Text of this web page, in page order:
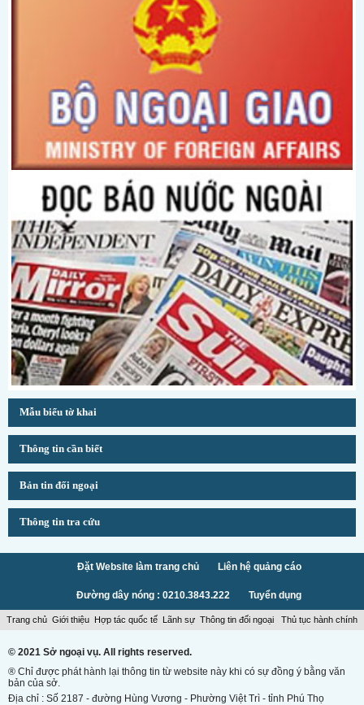
Mẫu biểu tờ khai
Thông tin cần biết
Bản tin đối ngoại
Thông tin tra cứu
Đặt Website làm trang chủ Liên hệ quảng cáo
Đường dây nóng : 0210.3843.222 Tuyển dụng
Trang chủ Giới thiệu Hợp tác quốc tế Lãnh sự Thông tin đối ngoại Thủ tục hành chính
© 2021 Sở ngoại vụ. All rights reserved.
® Chỉ được phát hành lại thông tin từ website này khi có sự đồng ý bằng văn
bản của sở.
Địa chỉ : Số 2187 - đường Hùng Vương - Phường Việt Trì - tỉnh Phú Thọ